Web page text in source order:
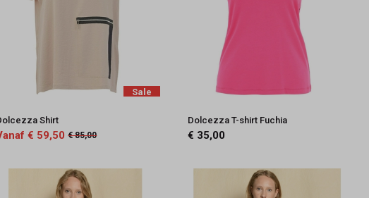
Sale
Shirt
€ 59,50 € 85,00
Dolcezza T-shirt Fuchia
€ 35,00